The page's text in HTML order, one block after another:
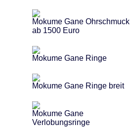
Mokume Gane Ohrschmuck
ab 1500 Euro
Mokume Gane Ringe
Mokume Gane Ringe breit
Mokume Gane
Verlobungsringe